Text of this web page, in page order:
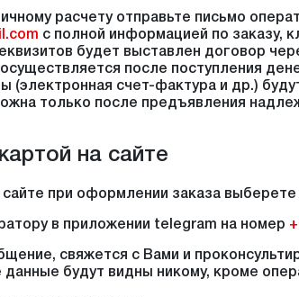
расчету отправьте письмо
с полной информацией по заказу,
будет выставлен договор
после поступления
(электронная счет-фактура и др.)
только после предъявления
на сайте
при оформлении заказа выберете
в приложении telegram на номер
свяжется с Вами и
будут видны никому, кроме